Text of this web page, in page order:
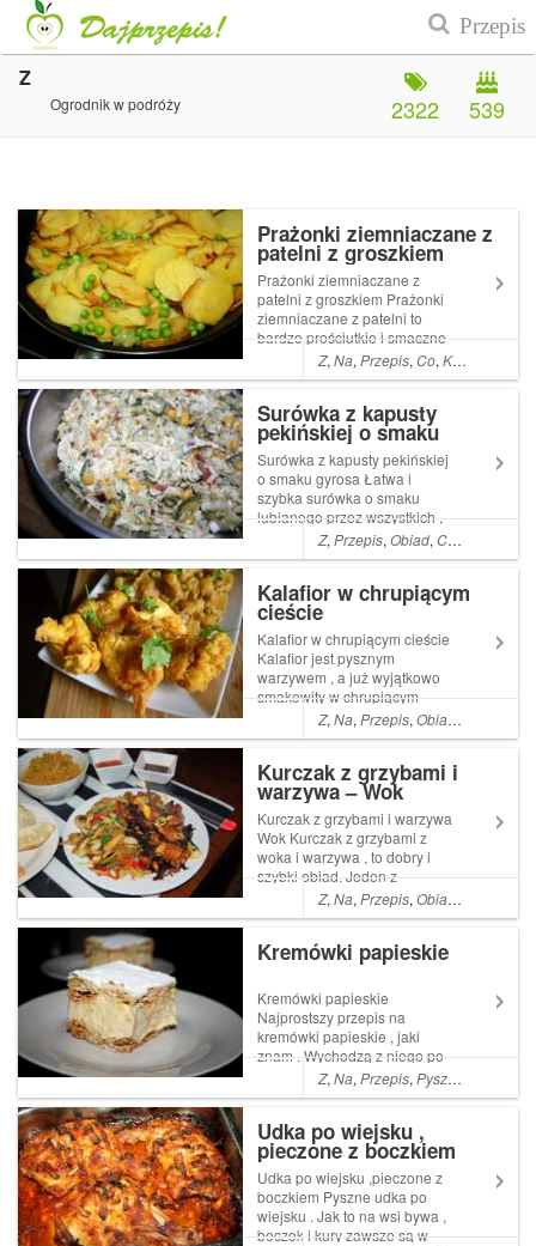
Z
Ogrodnik w podróży 539
2322
Prażonki ziemniaczane z
patelni z groszkiem
Prażonki ziemniaczane z
patelni z groszkiem Prażonki
ziemniaczane z patelni to
bardzo prościutkie i smaczne
danie . Czasami robię je jako
dodatek do mięsa lub serwuję
More ... Artykuł Prażonki
ziemniaczane z patelni z
groszk...
Z,Na,Przepis,Co,Kolacja
Surówka z kapusty
pekińskiej o smaku
gyrosa
Surówka z kapusty pekińskiej
o smaku gyrosa Łatwa i
szybka surówka o smaku
lubianego przez wszystkich ,
a szczególnie dzieciaki ,
gyrosa
Z,Przepis,Obiad,Co ,
Kalafior w chrupiącym
cieście
Kalafior w chrupiącym cieście
Kalafior jest pysznym
warzywem , a już wyjątkowo
smakowity w chrupiącym
cieście . Jest to szybka
potrawa , całkowicie
części społeczność też Read
More ... Artykuł Kalafior w
chrupiącym cieście p...
Z,Na,Przepis,Obiad ,
Kurczak z grzybami i
warzywa – Wok
Kurczak z grzybami i warzywa
Wok Kurczak z grzybami z
woka i warzywa , to dobry i
szybki obiad. Jeden z
niewielu posiłków w których
mój młodszy syn uznaje Read
grzybami i warzywa Wok
pochodzi z serwisu Ogrodni...
Z,Na,Przepis,Obiad ,
Kremówki papieskie
Kremówki papieskie
Najprostszy przepis na
kremówki papieskie , jaki
znam . Wychodzą z niego po
prostu pyszne ,a dodatkowo
przepis ten jest naprawdę
szczególnie tym Read More ...
Artykuł Kremówki papieskie
pochodzi z serwisu ...
Z,Na,Przepis,Pyszne
Udka po wiejsku ,
pieczone z boczkiem
Udka po wiejsku ,pieczone z
boczkiem Pyszne udka po
wiejsku . Jak to na wsi bywa ,
boczek i kury zawsze są w